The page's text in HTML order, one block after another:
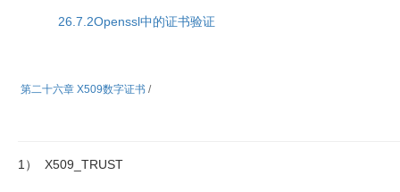
26.7.2Openssl中的证书验证
第二十六章 X509数字证书 /
1） X509_TRUST